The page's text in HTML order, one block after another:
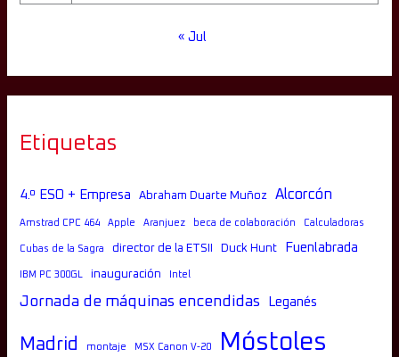
« Jul
Etiquetas
4.º ESO + Empresa Abraham Duarte Muñoz Alcorcón
Amstrad CPC 464 Apple Aranjuez beca de colaboración Calculadoras
Cubas de la Sagra director de la ETSII Duck Hunt Fuenlabrada
IBM PC 300GL inauguración Intel
Jornada de máquinas encendidas Leganés
Madrid montaje MSX Canon V-20 Móstoles